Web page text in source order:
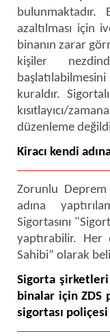
bulunmaktadır.
azaltılması için
binanın zarar
kişiler
kuraldır.
kısıtlayıcı/
düzenleme
Kiracı kendi
Zorunlu Deprem
adına
Sigortasını
yaptırabilir. Her
Sahibi” olarak
Sigorta şirketleri
binalar için ZDS
sigortası